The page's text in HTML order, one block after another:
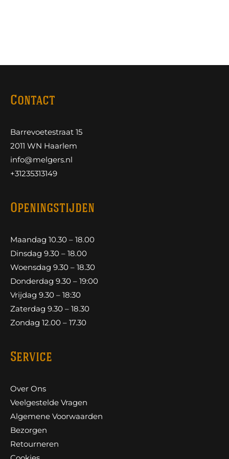
Contact
Barrevoetestraat 15
2011 WN Haarlem
info@melgers.nl
+31235313149
Openingstijden
Maandag 10.30 – 18.00
Dinsdag 9.30 – 18.00
Woensdag 9.30 – 18.30
Donderdag 9.30 – 19:00
Vrijdag 9.30 – 18:30
Zaterdag 9.30 – 18.30
Zondag 12.00 – 17.30
Service
Over Ons
Veelgestelde Vragen
Algemene Voorwaarden
Bezorgen
Retourneren